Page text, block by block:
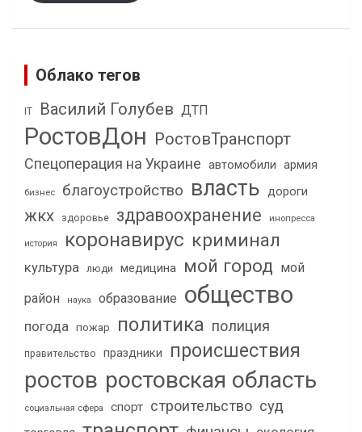
Облако тегов
IT Василий Голубев ДТП
РостовДон РостовТранспорт
Спецоперация на Украине автомобили армия
бизнес благоустройство власть дороги
жкх здоровье здравоохранение инопресса
история коронавирус криминал
культура люди медицина мой город мой
район
наука образование общество
погода пожар политика полиция
правительство праздники происшествия
ростов ростовская область
социальная сфера спорт строительство суд